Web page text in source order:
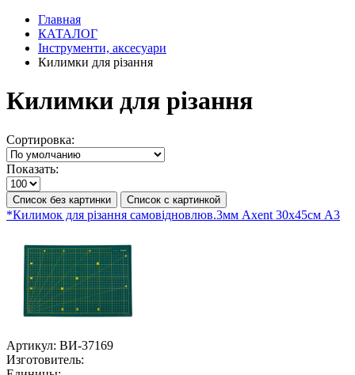
Главная
КАТАЛОГ
Інструменти, аксесуари
Килимки для різання
Килимки для різання
Сортировка:
Показать:
Список без картинки Список с картинкой
*Килимок для різання самовідновлюв.3мм Axent 30х45cм А3
Артикул: ВИ-37169
Изготовитель: